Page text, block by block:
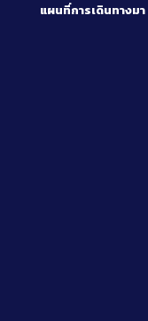
แผนที่การเดินทางมา